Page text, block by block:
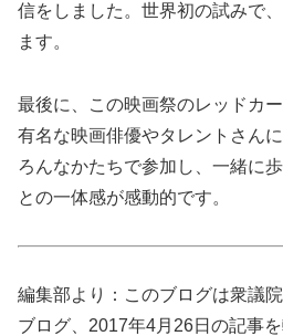
信をしました。世界初の試みで
ます。
最後に、この映画祭のレッドカ
有名な映画俳優やタレントさん
ろんなかたちで参加し、一緒に
との一体感が感動的です。
編集部より：このブログは衆議
ブログ、2017年4月26日の記事